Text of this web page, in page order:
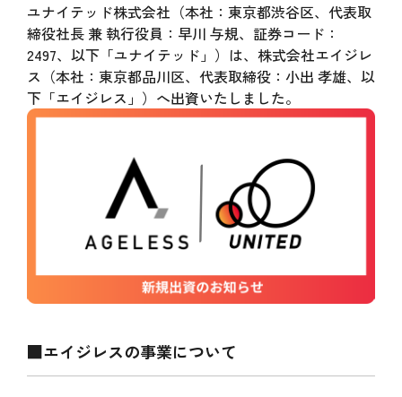
ユナイテッド株式会社（本社：東京都渋谷区、代表取
締役社長 兼 執行役員：早川 与規、証券コード：
2497、以下「ユナイテッド」）は、株式会社エイジレ
ス（本社：東京都品川区、代表取締役：小出 孝雄、以
下「エイジレス」）へ出資いたしました。
■エイジレスの事業について